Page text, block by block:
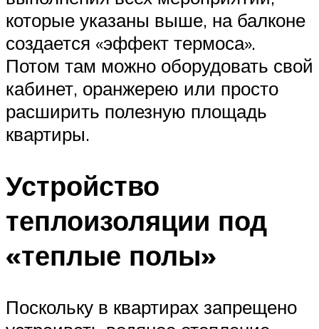
которые указаны выше, на балконе
создается «эффект термоса».
Потом там можно оборудовать свой
кабинет, оранжерею или просто
расширить полезную площадь
квартиры.
Устройство
теплоизоляции под
«теплые полы»
Поскольку в квартирах запрещено